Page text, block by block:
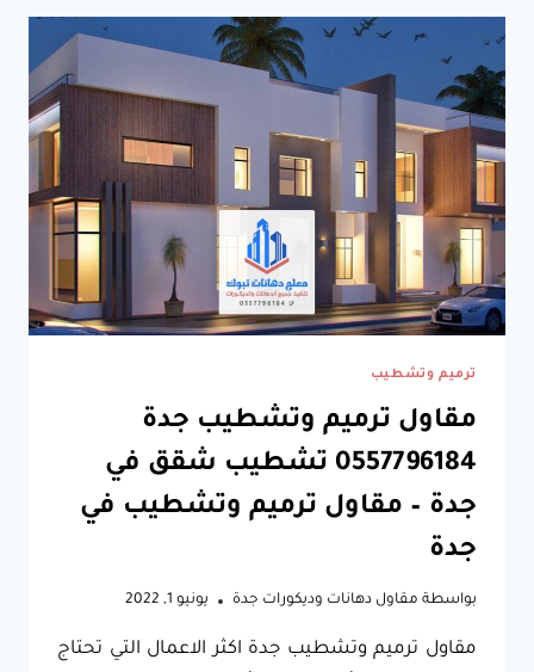
ت:
0557796184
مقاول
ترميم
مباني
يكلف
بجدة
–
ترميمات
ترميم وتشطيب
مقاول ترميم وتشطيب جدة
0557796184 تشطيب شقق في
جدة – مقاول ترميم وتشطيب في
جدة
بواسطة مقاول دهانات وديكورات جدة يونيو 1, 2022
مقاول ترميم وتشطيب جدة اكثر الاعمال التي تحتاج